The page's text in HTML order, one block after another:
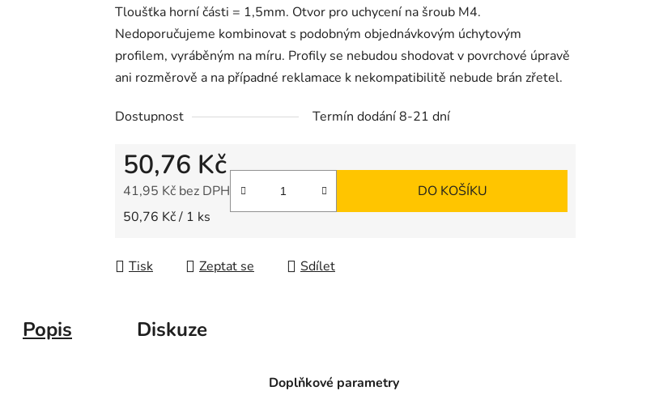
je
0,0
z
5
Tloušťka horní části = 1,5mm. Otvor pro uchycení na šroub M4.
Nedoporučujeme kombinovat s podobným objednávkovým úchytovým
profilem, vyráběným na míru. Profily se nebudou shodovat v povrchové úpravě
ani rozměrově a na případné reklamace k nekompatibilitě nebude brán zřetel.
Dostupnost Termín dodání 8-21 dní
50,76 Kč
41,95 Kč bez DPH
Měrná cena:
50,76 Kč / 1 ks
DO KOŠÍKU
Tisk Zeptat se Sdílet
Popis Diskuze
Doplňkové parametry